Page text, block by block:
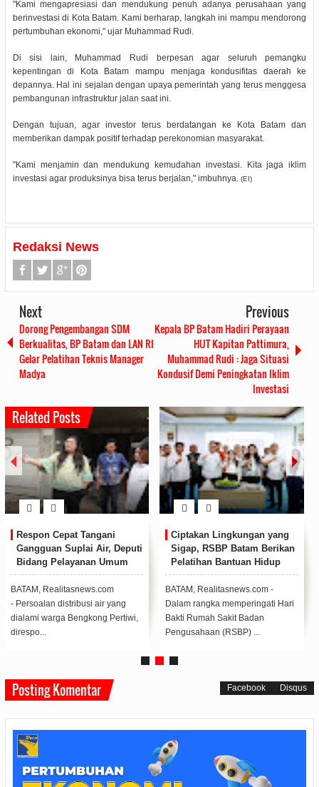
"Kami mengapresiasi dan mendukung penuh adanya perusahaan yang
berinvestasi di Kota Batam. Kami berharap, langkah ini mampu mendorong
pertumbuhan ekonomi," ujar Muhammad Rudi.
Di sisi lain, Muhammad Rudi berpesan agar seluruh pemangku
kepentingan di Kota Batam mampu menjaga kondusifitas daerah ke
depannya. Hal ini sejalan dengan upaya pemerintah yang terus menggesa
pembangunan infrastruktur jalan saat ini.
Dengan tujuan, agar investor terus berdatangan ke Kota Batam dan
memberikan dampak positif terhadap perekonomian masyarakat.
"Kami menjamin dan mendukung kemudahan investasi. Kita jaga iklim
investasi agar produksinya bisa terus berjalan," imbuhnya. (EI)
Redaksi News
Next
Dorong Pengembangan SDM
Berkualitas, BP Batam dan LAN RI
Gelar Pelatihan Teknis Manager
Madya
Previous
Kepala BP Batam Hadiri Perayaan
HUT Kapitan Pattimura,
Muhammad Rudi : Jaga Situasi
Kondusif Demi Peningkatan Iklim
Investasi
Related Posts
Respon Cepat Tangani
Gangguan Suplai Air, Deputi
Bidang Pelayanan Umum
Kirim Tim Teknis dan Mobil
Tangki
BATAM, Realitasnews.com
- Persoalan distribusi air yang
dialami warga Bengkong Pertiwi,
direspo...
Ciptakan Lingkungan yang
Sigap, RSBP Batam Berikan
Pelatihan Bantuan Hidup
Dasar
BATAM, Realitasnews.com -
Dalam rangka memperingati Hari
Bakti Rumah Sakit Badan
Pengusahaan (RSBP) ...
Posting Komentar Facebook Disqus